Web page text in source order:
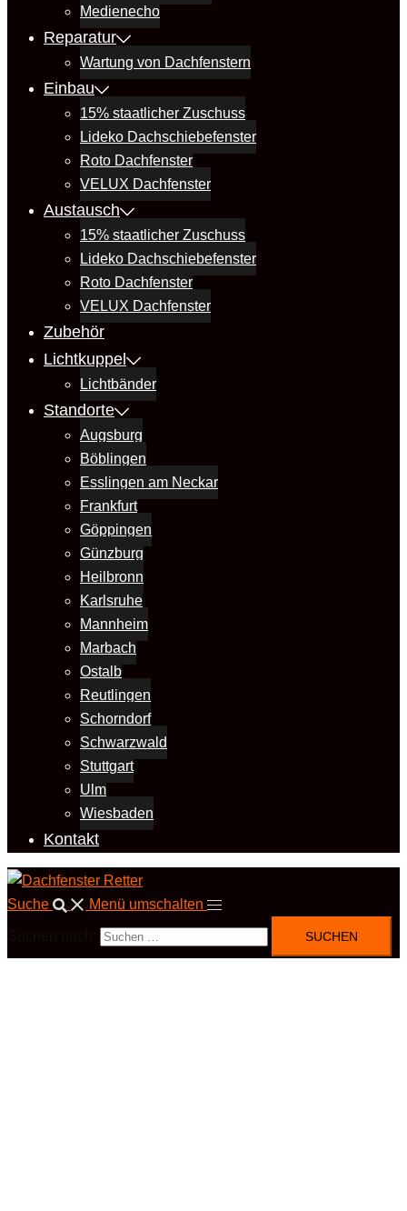
Medienecho
Reparatur
Wartung von Dachfenstern
Einbau
15% staatlicher Zuschuss
Lideko Dachschiebefenster
Roto Dachfenster
VELUX Dachfenster
Austausch
15% staatlicher Zuschuss
Lideko Dachschiebefenster
Roto Dachfenster
VELUX Dachfenster
Zubehör
Lichtkuppel
Lichtbänder
Standorte
Augsburg
Böblingen
Esslingen am Neckar
Frankfurt
Göppingen
Günzburg
Heilbronn
Karlsruhe
Mannheim
Marbach
Ostalb
Reutlingen
Schorndorf
Schwarzwald
Stuttgart
Ulm
Wiesbaden
Kontakt
Suche Menü umschalten